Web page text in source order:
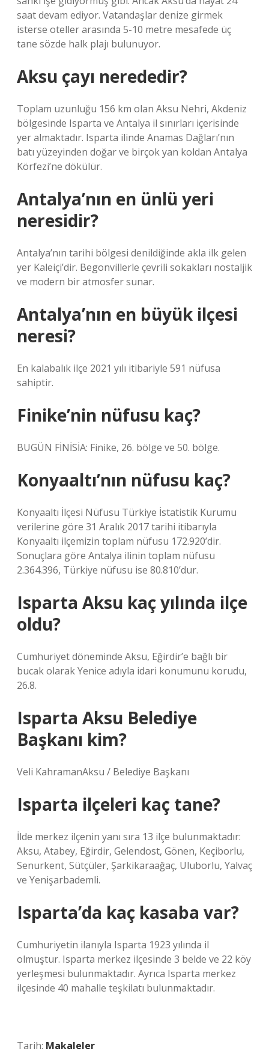
saat devam ediyor. Vatandaşlar denize girmek
isterse oteller arasında 5-10 metre mesafede üç
tane sözde halk plajı bulunuyor.
Aksu çayı nerededir?
Toplam uzunluğu 156 km olan Aksu Nehri, Akdeniz
bölgesinde Isparta ve Antalya il sınırları içerisinde
yer almaktadır. Isparta ilinde Anamas Dağları’nın
batı yüzeyinden doğar ve birçok yan koldan Antalya
Körfezi’ne dökülür.
Antalya’nın en ünlü yeri
neresidir?
Antalya’nın tarihi bölgesi denildiğinde akla ilk gelen
yer Kaleiçi’dir. Begonvillerle çevrili sokakları nostaljik
ve modern bir atmosfer sunar.
Antalya’nın en büyük ilçesi
neresi?
En kalabalık ilçe 2021 yılı itibariyle 591 nüfusa
sahiptir.
Finike’nin nüfusu kaç?
BUGÜN FİNİSİA: Finike, 26. bölge ve 50. bölge.
Konyaaltı’nın nüfusu kaç?
Konyaaltı İlçesi Nüfusu Türkiye İstatistik Kurumu
verilerine göre 31 Aralık 2017 tarihi itibarıyla
Konyaaltı ilçemizin toplam nüfusu 172.920’dir.
Sonuçlara göre Antalya ilinin toplam nüfusu
2.364.396, Türkiye nüfusu ise 80.810’dur.
Isparta Aksu kaç yılında ilçe
oldu?
Cumhuriyet döneminde Aksu, Eğirdir’e bağlı bir
bucak olarak Yenice adıyla idari konumunu korudu,
26.8.
Isparta Aksu Belediye
Başkanı kim?
Veli KahramanAksu / Belediye Başkanı
Isparta ilçeleri kaç tane?
İlde merkez ilçenin yanı sıra 13 ilçe bulunmaktadır:
Aksu, Atabey, Eğirdir, Gelendost, Gönen, Keçiborlu,
Senurkent, Sütçüler, Şarkikaraağaç, Uluborlu, Yalvaç
ve Yenişarbademli.
Isparta’da kaç kasaba var?
Cumhuriyetin ilanıyla Isparta 1923 yılında il
olmuştur. Isparta merkez ilçesinde 3 belde ve 22 köy
yerleşmesi bulunmaktadır. Ayrıca Isparta merkez
ilçesinde 40 mahalle teşkilatı bulunmaktadır.
Tarih: Makaleler